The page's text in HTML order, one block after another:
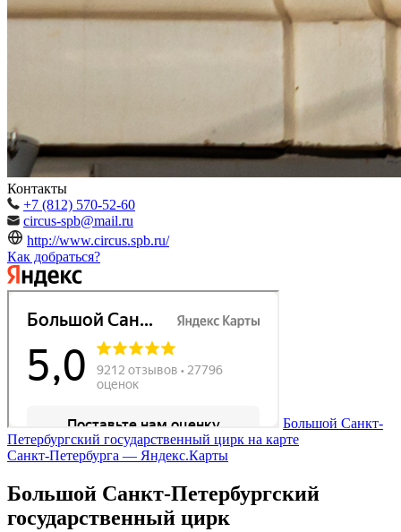
Контакты
+7 (812) 570-52-60
circus-spb@mail.ru
http://www.circus.spb.ru/
Как добраться?
Большой Санкт-
Петербургский государственный цирк на карте
Санкт‑Петербурга — Яндекс.Карты
Большой Санкт-Петербургский
государственный цирк